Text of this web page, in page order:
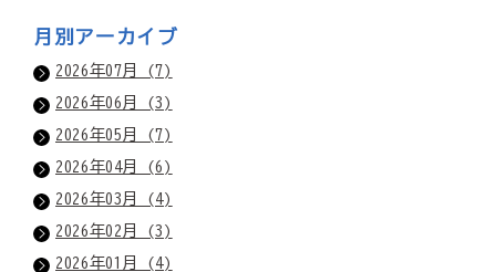
月別アーカイブ
2026年07月 (7)
2026年06月 (3)
2026年05月 (7)
2026年04月 (6)
2026年03月 (4)
2026年02月 (3)
2026年01月 (4)